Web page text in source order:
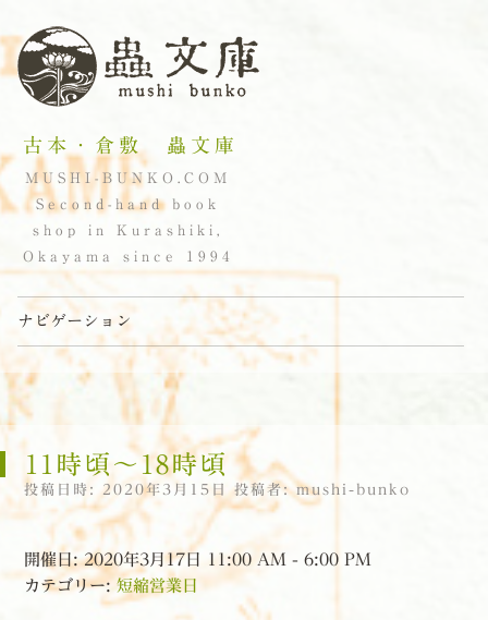
古本・倉敷 蟲文庫
MUSHI-BUNKO.COM
Second-hand book
shop in Kurashiki,
Okayama since 1994
ナビゲーション
コンテンツへスキップ
11時頃〜18時頃
投稿日時: 2020年3月15日 投稿者:mushi-bunko
開催日: 2020年3月17日 11:00 AM - 6:00 PM
カテゴリー: 短縮営業日